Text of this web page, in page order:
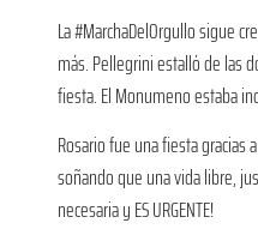
La #MarchaDelOrgullo sigue
más. Pellegrini estalló de las
fiesta. El Monumeno estaba
Rosario fue una fiesta
soñando que una vida libre,
necesaria y ES URGENTE!